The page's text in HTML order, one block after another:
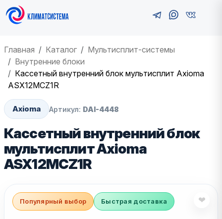
Главная Каталог
Мультисплит-системы
Внутренние блоки
Кассетный внутренний блок мультисплит Axioma
ASX12MCZ1R
Axioma Артикул: DAI-4448
Кассетный внутренний блок
мультисплит Axioma
ASX12MCZ1R
Популярный выбор Быстрая доставка ❤